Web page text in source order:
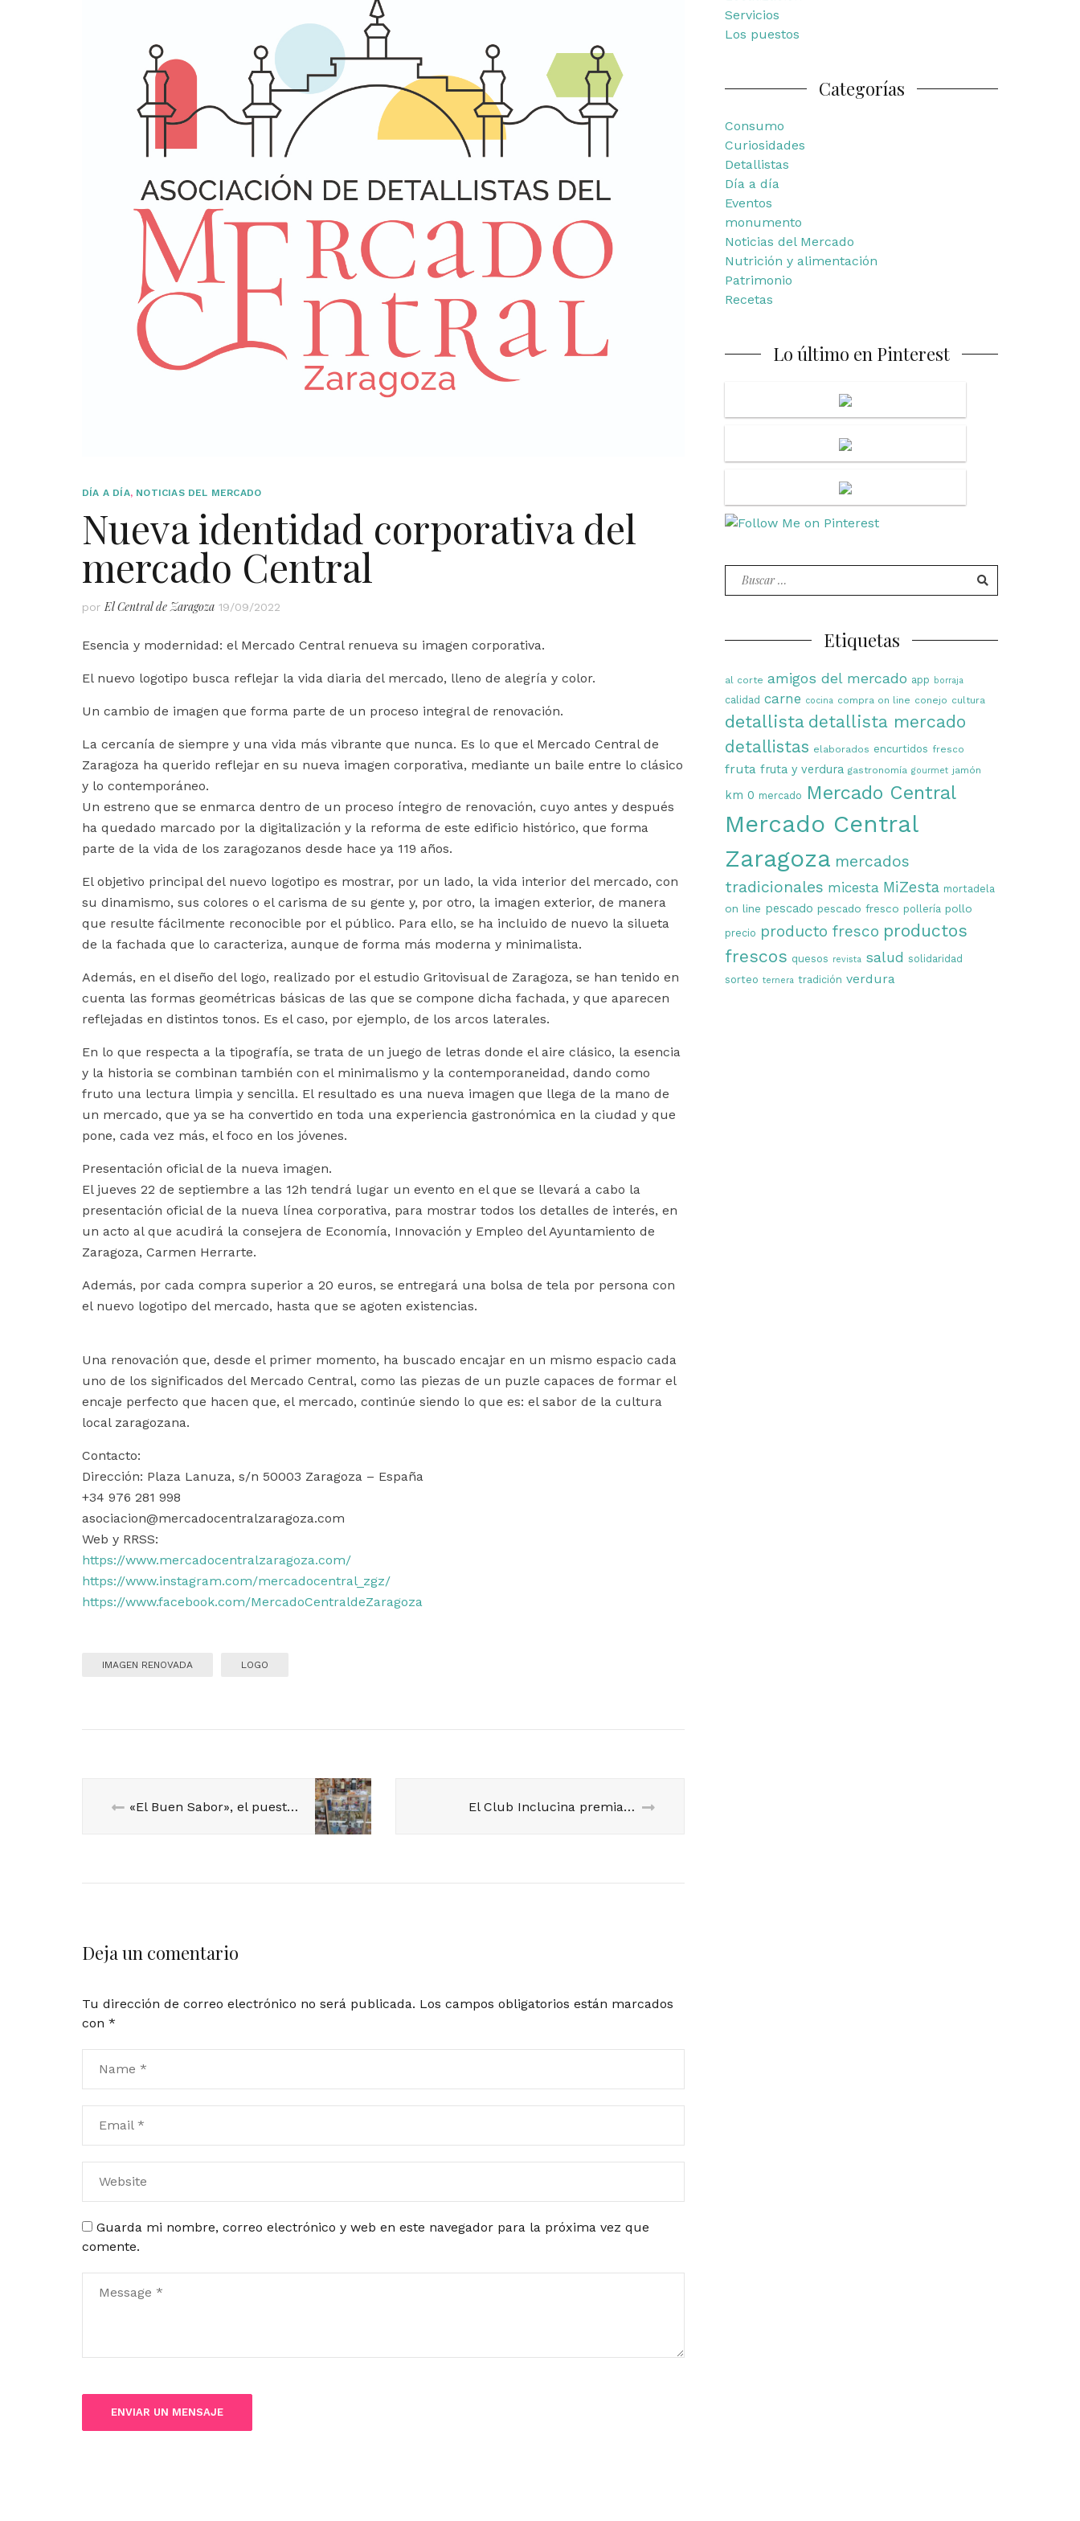
DÍA A DÍA, NOTICIAS DEL MERCADO
Nueva identidad corporativa del
mercado Central
porEl Central de Zaragoza 19/09/2022
Esencia y modernidad: el Mercado Central renueva su imagen corporativa.
El nuevo logotipo busca reflejar la vida diaria del mercado, lleno de alegría y color.
Un cambio de imagen que forma parte de un proceso integral de renovación.
La cercanía de siempre y una vida más vibrante que nunca. Es lo que el Mercado Central de
Zaragoza ha querido reflejar en su nueva imagen corporativa, mediante un baile entre lo clásico
y lo contemporáneo.
Un estreno que se enmarca dentro de un proceso íntegro de renovación, cuyo antes y después
ha quedado marcado por la digitalización y la reforma de este edificio histórico, que forma
parte de la vida de los zaragozanos desde hace ya 119 años.
El objetivo principal del nuevo logotipo es mostrar, por un lado, la vida interior del mercado, con
su dinamismo, sus colores o el carisma de su gente y, por otro, la imagen exterior, de manera
que resulte fácilmente reconocible por el público. Para ello, se ha incluido de nuevo la silueta
de la fachada que lo caracteriza, aunque de forma más moderna y minimalista.
Además, en el diseño del logo, realizado por el estudio Gritovisual de Zaragoza, se han tenido en
cuenta las formas geométricas básicas de las que se compone dicha fachada, y que aparecen
reflejadas en distintos tonos. Es el caso, por ejemplo, de los arcos laterales.
En lo que respecta a la tipografía, se trata de un juego de letras donde el aire clásico, la esencia
y la historia se combinan también con el minimalismo y la contemporaneidad, dando como
fruto una lectura limpia y sencilla. El resultado es una nueva imagen que llega de la mano de
un mercado, que ya se ha convertido en toda una experiencia gastronómica en la ciudad y que
pone, cada vez más, el foco en los jóvenes.
Presentación oficial de la nueva imagen.
El jueves 22 de septiembre a las 12h tendrá lugar un evento en el que se llevará a cabo la
presentación oficial de la nueva línea corporativa, para mostrar todos los detalles de interés, en
un acto al que acudirá la consejera de Economía, Innovación y Empleo del Ayuntamiento de
Zaragoza, Carmen Herrarte.
Además, por cada compra superior a 20 euros, se entregará una bolsa de tela por persona con
el nuevo logotipo del mercado, hasta que se agoten existencias.
Una renovación que, desde el primer momento, ha buscado encajar en un mismo espacio cada
uno de los significados del Mercado Central, como las piezas de un puzle capaces de formar el
encaje perfecto que hacen que, el mercado, continúe siendo lo que es: el sabor de la cultura
local zaragozana.
Contacto:
Dirección: Plaza Lanuza, s/n 50003 Zaragoza – España
+34 976 281 998
asociacion@mercadocentralzaragoza.com
Web y RRSS:
https://www.mercadocentralzaragoza.com/
https://www.instagram.com/mercadocentral_zgz/
https://www.facebook.com/MercadoCentraldeZaragoza
IMAGEN RENOVADA LOGO
«El Buen Sabor», el puesto más aragonés. El Club Inclucina premia al Mercado central por su compromiso con los talleres de cocina inclusiva.
Deja un comentario
Tu dirección de correo electrónico no será publicada. Los campos obligatorios están marcados
con *
Guarda mi nombre, correo electrónico y web en este navegador para la próxima vez que
comente.
Servicios
Los puestos
Categorías
Consumo
Curiosidades
Detallistas
Día a día
Eventos
monumento
Noticias del Mercado
Nutrición y alimentación
Patrimonio
Recetas
Lo último en Pinterest
Buscar
por:
Etiquetas
al corte amigos del mercado app borraja
calidad carne cocina compra on line conejo cultura
detallista detallista mercado
detallistas elaborados encurtidos fresco
fruta fruta y verdura gastronomía gourmet jamón
km 0 mercado Mercado Central
Mercado Central
Zaragoza mercados
tradicionales micesta MiZesta mortadela
on line pescado pescado fresco pollería pollo
precio producto fresco productos
frescos quesos revista salud solidaridad
sorteo ternera tradición verdura